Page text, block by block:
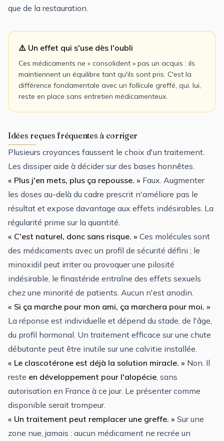
que de la restauration.
⚠️ Un effet qui s'use dès l'oubli
Ces médicaments ne « consolident » pas un acquis : ils
maintiennent un équilibre tant qu'ils sont pris. C'est la
différence fondamentale avec un follicule greffé, qui, lui,
reste en place sans entretien médicamenteux.
Idées reçues fréquentes à corriger
Plusieurs croyances faussent le choix d'un traitement.
Les dissiper aide à décider sur des bases honnêtes.
« Plus j'en mets, plus ça repousse. » Faux. Augmenter
les doses au-delà du cadre prescrit n'améliore pas le
résultat et expose davantage aux effets indésirables. La
régularité prime sur la quantité.
« C'est naturel, donc sans risque. » Ces molécules sont
des médicaments avec un profil de sécurité défini ; le
minoxidil peut irriter ou provoquer une pilosité
indésirable, le finastéride entraîne des effets sexuels
chez une minorité de patients. Aucun n'est anodin.
« Si ça marche pour mon ami, ça marchera pour moi. »
La réponse est individuelle et dépend du stade, de l'âge,
du profil hormonal. Un traitement efficace sur une chute
débutante peut être inutile sur une calvitie installée.
« Le clascotérone est déjà la solution miracle. » Non. Il
reste en développement pour l'alopécie , sans
autorisation en France à ce jour. Le présenter comme
disponible serait trompeur.
« Un traitement peut remplacer une greffe. » Sur une
zone nue, jamais : aucun médicament ne recrée un